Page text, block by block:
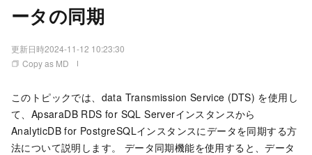
ータの同期
更新日時2024-11-12 10:23:30
Copy as MD
このトピックでは、data Transmission Service (DTS) を使用し
て、ApsaraDB RDS for SQL Serverインスタンスから
AnalyticDB for PostgreSQLインスタンスにデータを同期する方
法について説明します。 データ同期機能を使用すると、データ